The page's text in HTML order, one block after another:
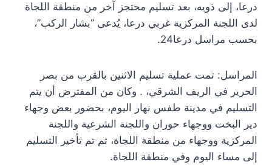
درعا، إلى ذويه، بعد تسليم محتجز آخر من منطقة اللجاة
لدى اللجنة المركزية غربي درعا، يُدعى “بشار الركب”،
بحسب مراسل درعا24.
المراسل: تمت عملية تسليم الاثنين بالقرب من بصر
الحرير في الريف الشرقي، . وكان من المفترض أن يتم
التسليم في مدينة طفس نهار اليوم، بحضور بعض وجهاء
دير البخت ووجهاء حوران واللجنة الشرعية واللجنة
المركزية ووجهاء من منطقة اللجاة، ثم تم تأخير التسليم
إلى مساء اليوم وفي منطقة اللجاة.